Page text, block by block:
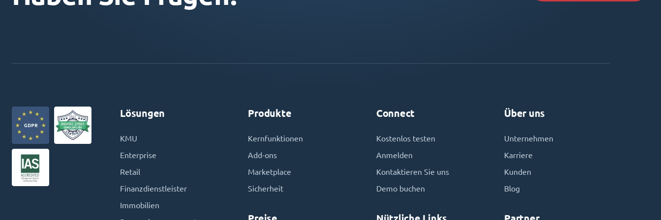
Lösungen
KMU
Enterprise
Retail
Finanzdienstleister
Immobilien
Produkte
Kernfunktionen
Add-ons
Marketplace
Sicherheit
Connect
Kostenlos testen
Anmelden
Kontaktieren Sie uns
Demo buchen
Über uns
Unternehmen
Karriere
Kunden
Blog